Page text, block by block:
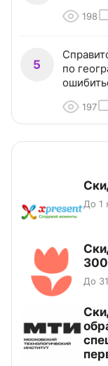
198
5
по
197
До 1
До